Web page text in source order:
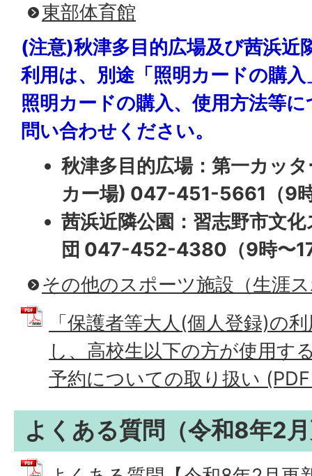
東部体育館
(注意)秋津多目的広場及び茜浜近
利用は、別途「照明カードの購
照明カードの購入、使用方法等
問い合わせください。
秋津多目的広場：第一カッ
カー場) 047-451-5661（9
茜浜近隣公園 ：習志野市文
団 047-452-4380（9時〜
その他のスポーツ施設（生涯
「保護者等大人(個人登録)の
し、高校生以下の方が使用す
予約についての取り扱い
よくある質問（令和8年2